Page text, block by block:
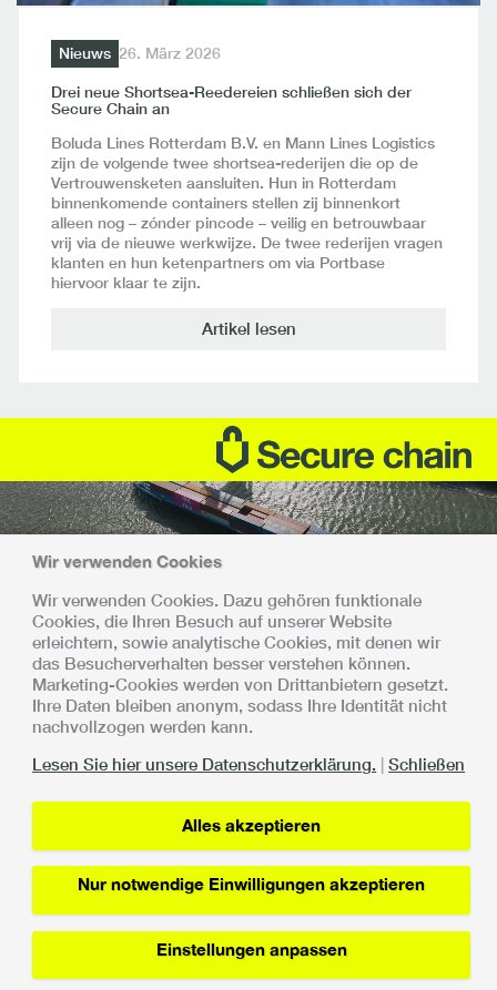
Nieuws 26. März 2026
Drei neue Shortsea-Reedereien schließen sich der
Secure Chain an
Boluda Lines Rotterdam B.V. en Mann Lines Logistics
zijn de volgende twee shortsea-rederijen die op de
Vertrouwensketen aansluiten. Hun in Rotterdam
binnenkomende containers stellen zij binnenkort
alleen nog – zónder pincode – veilig en betrouwbaar
vrij via de nieuwe werkwijze. De twee rederijen vragen
klanten en hun ketenpartners om via Portbase
hiervoor klaar te zijn.
Artikel lesen
Gemeinsam stark
Es wurde mit allen Beteiligten vereinbart, dass die Umsetzung
und Ausweitung der Secure Chain schrittweise und kontrolliert
erfolgt. Die Secure Chain ist eine Zusammenarbeit zwischen:
Datenschutzerklärung
Wir verwenden Cookies
Wir verwenden Cookies. Dazu gehören funktionale
Cookies, die Ihren Besuch auf unserer Website
erleichtern, sowie analytische Cookies, mit denen wir
das Besucherverhalten besser verstehen können.
Marketing-Cookies werden von Drittanbietern gesetzt.
Ihre Daten bleiben anonym, sodass Ihre Identität nicht
nachvollzogen werden kann.
Lesen Sie hier unsere Datenschutzerklärung.
|Schließen
Alles akzeptieren
Nur notwendige Einwilligungen akzeptieren
Einstellungen anpassen